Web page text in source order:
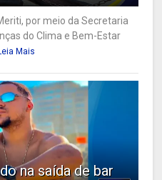
por meio da Secretaria
do Clima e Bem-Estar
Mais
na saída de bar